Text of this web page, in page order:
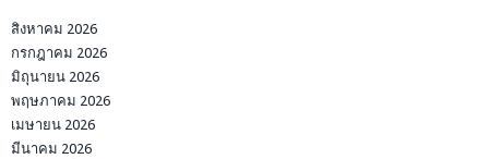
สิงหาคม 2026
กรกฎาคม 2026
มิถุนายน 2026
พฤษภาคม 2026
เมษายน 2026
มีนาคม 2026